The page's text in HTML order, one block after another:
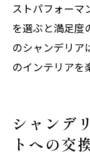
ストパフォーマ
を選ぶと満足度
のシャンデリア
のインテリアを
シャンデ
トへの交